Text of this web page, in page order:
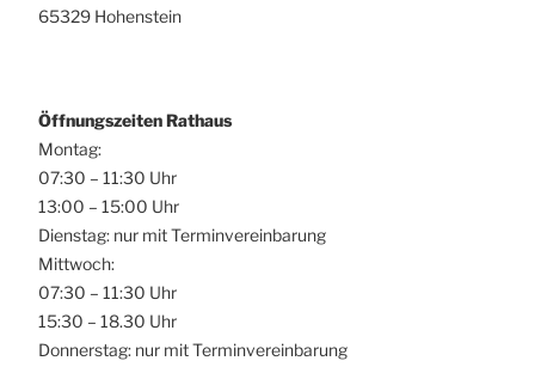
65329 Hohenstein
Öffnungszeiten Rathaus
Montag:
07:30 – 11:30 Uhr
13:00 – 15:00 Uhr
Dienstag: nur mit Terminvereinbarung
Mittwoch:
07:30 – 11:30 Uhr
15:30 – 18.30 Uhr
Donnerstag: nur mit Terminvereinbarung